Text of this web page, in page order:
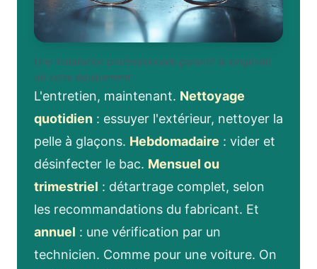
Une installation professionnelle garantit la longévité
de votre équipement
L'entretien, maintenant. Nettoyage
quotidien : essuyer l'extérieur, nettoyer la
pelle à glaçons. Hebdomadaire : vider et
désinfecter le bac. Mensuel ou
trimestriel : détartrage complet, selon
les recommandations du fabricant. Et
annuel : une vérification par un
technicien. Comme pour une voiture. On